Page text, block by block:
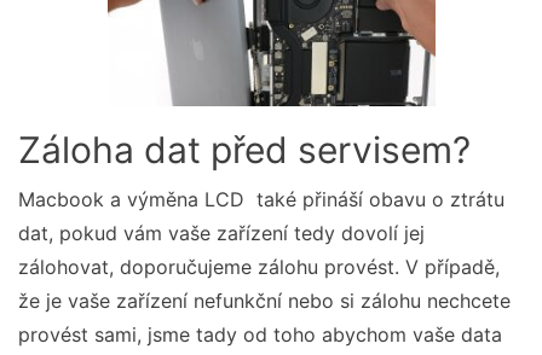
Záloha dat před servisem?
Macbook a výměna LCD také přináší obavu o ztrátu
dat, pokud vám vaše zařízení tedy dovolí jej
zálohovat, doporučujeme zálohu provést. V případě,
že je vaše zařízení nefunkční nebo si zálohu nechcete
provést sami, jsme tady od toho abychom vaše data